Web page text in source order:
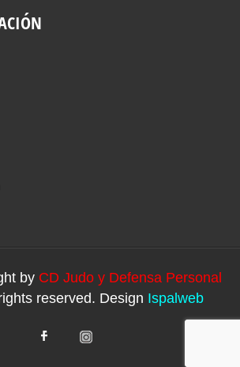
byCD Judo y Defensa Personal
reserved. Design Ispalweb